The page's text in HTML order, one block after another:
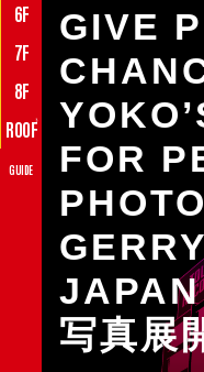
6F
7F
8F
ROOF♪
GUIDE
GIVE
FOR
写真展